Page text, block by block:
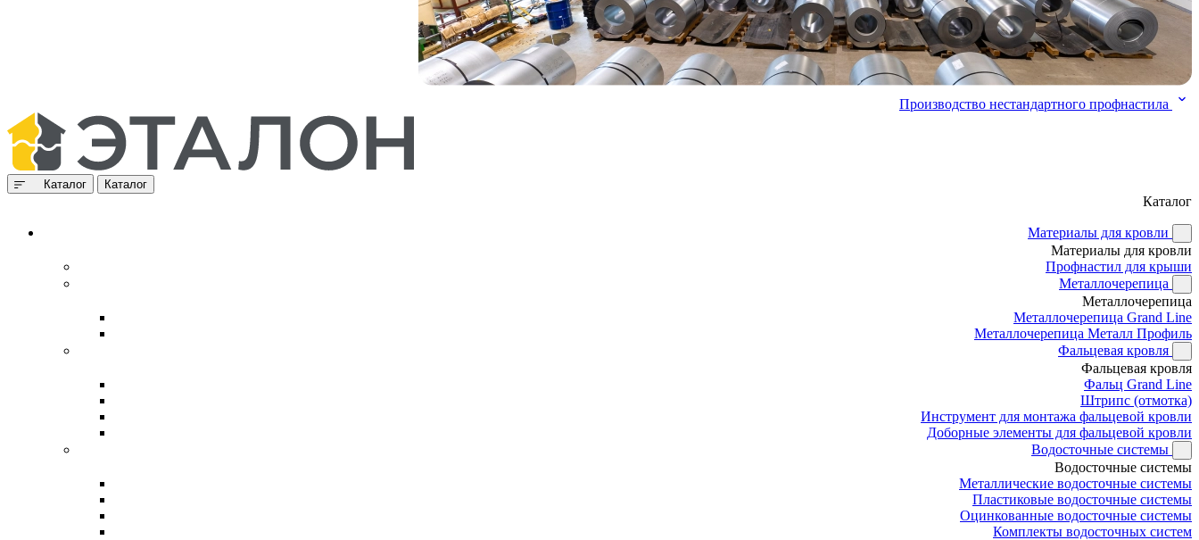
Производство нестандартного профнастила
Каталог Каталог
Каталог
Материалы для кровли
Материалы для кровли
Профнастил для крыши
Металлочерепица
Металлочерепица
Металлочерепица Grand Line
Металлочерепица Металл Профиль
Фальцевая кровля
Фальцевая кровля
Фальц Grand Line
Штрипс (отмотка)
Инструмент для монтажа фальцевой кровли
Доборные элементы для фальцевой кровли
Водосточные системы
Водосточные системы
Металлические водосточные системы
Пластиковые водосточные системы
Оцинкованные водосточные системы
Комплекты водосточных систем